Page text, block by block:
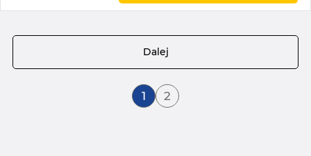
Aktualnie czytasz stronę
1 Strona
2
Dalej